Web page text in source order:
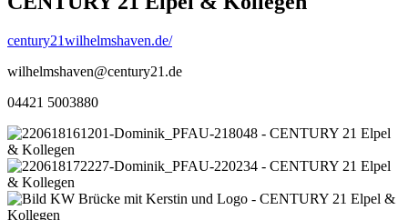
century21wilhelmshaven.de/
wilhelmshaven@century21.de
04421 5003880